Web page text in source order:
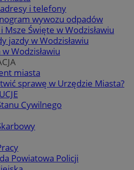
i telefony
wywozu odpadów
Msze Święte w Wodzisławiu
jazdy w Wodzisławiu
Wodzisławiu
miasta
sprawę w Urzędzie Miasta?
Cywilnego
Powiatowa Policji